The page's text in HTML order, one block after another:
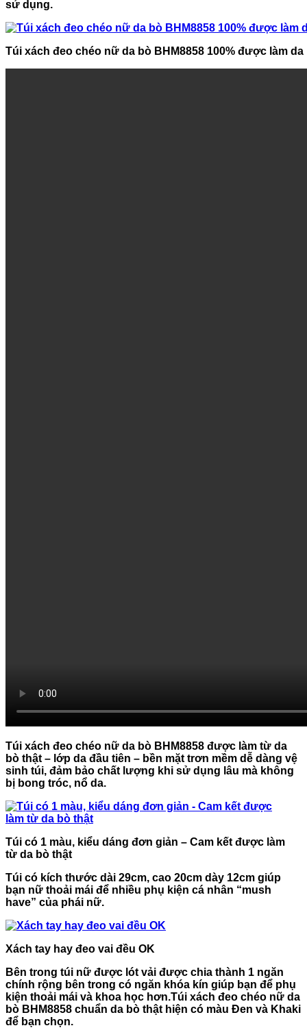
sử dụng.
Túi xách đeo chéo nữ da bò BHM8858 100% được làm da
Túi xách đeo chéo nữ da bò BHM8858 được làm từ da
bò thật – lớp da đầu tiên – bền mặt trơn mềm dễ dàng vệ
sinh túi, đảm bảo chất lượng khi sử dụng lâu mà không
bị bong tróc, nổ da.
Túi có 1 màu, kiểu dáng đơn giản – Cam kết được làm
từ da bò thật
Túi có kích thước dài 29cm, cao 20cm dày 12cm giúp
bạn nữ thoải mái để nhiều phụ kiện cá nhân “mush
have” của phái nữ.
Xách tay hay đeo vai đều OK
Bên trong túi nữ được lót vải được chia thành 1 ngăn
chính rộng bên trong có ngăn khóa kín giúp bạn để phụ
kiện thoải mái và khoa học hơn.Túi xách đeo chéo nữ da
bò BHM8858 chuẩn da bò thật hiện có màu Đen và Khaki
để bạn chọn.